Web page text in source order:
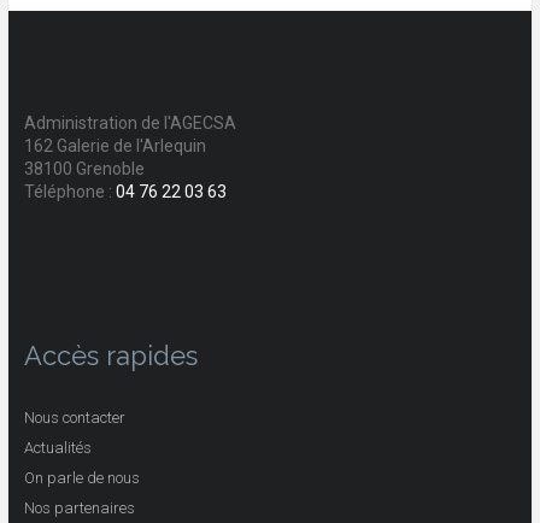
Administration de l'AGECSA
162 Galerie de l'Arlequin
38100 Grenoble
Téléphone : 04 76 22 03 63
Accès rapides
Nous contacter
Actualités
On parle de nous
Nos partenaires